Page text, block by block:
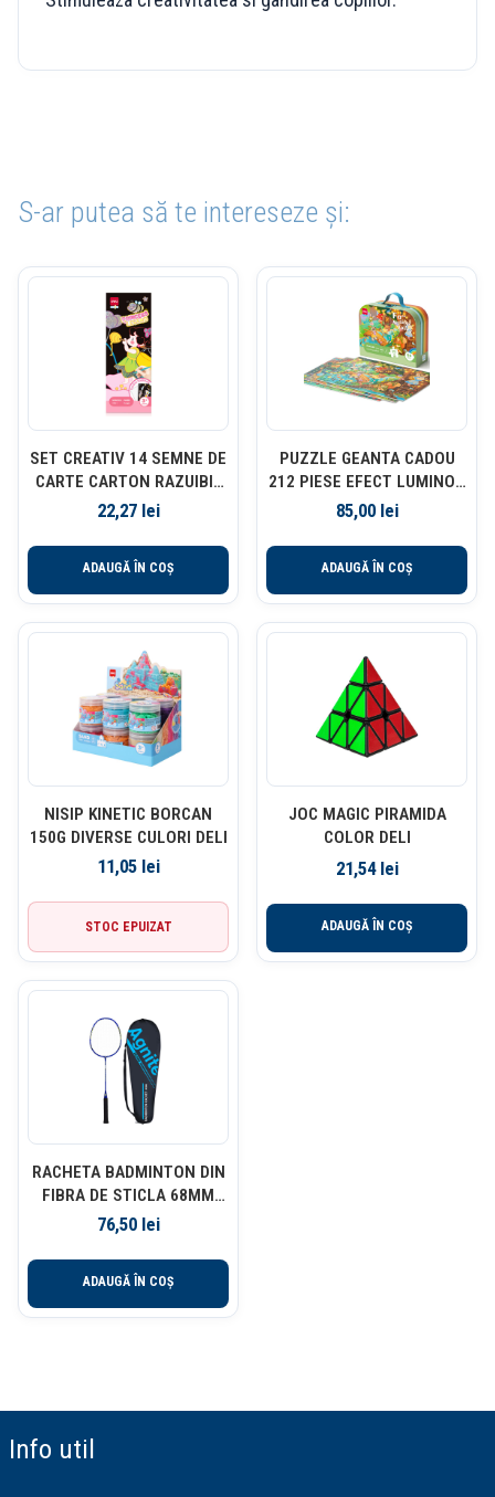
S-ar putea să te intereseze și:
SET CREATIV 14 SEMNE DE
CARTE CARTON RAZUIBIL
PRINTESE DELI
22,27 lei
ADAUGĂ ÎN COȘ
PUZZLE GEANTA CADOU
212 PIESE EFECT LUMINOS
VALEA MUZICALA 4.5+ DELI
85,00 lei
ADAUGĂ ÎN COȘ
NISIP KINETIC BORCAN
150G DIVERSE CULORI DELI
11,05 lei
STOC EPUIZAT
JOC MAGIC PIRAMIDA
COLOR DELI
21,54 lei
ADAUGĂ ÎN COȘ
RACHETA BADMINTON DIN
FIBRA DE STICLA 68MM
DELI
76,50 lei
ADAUGĂ ÎN COȘ
Info util